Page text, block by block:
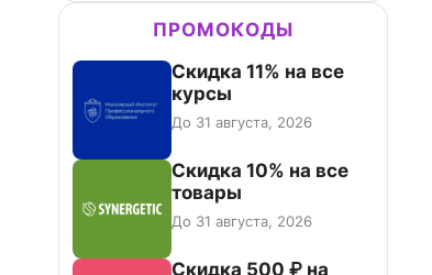
ПРОМОКОДЫ
Скидка 11% на все
курсы
До 31 августа, 2026
Скидка 10% на все
товары
До 31 августа, 2026
Скидка 500 ₽ на